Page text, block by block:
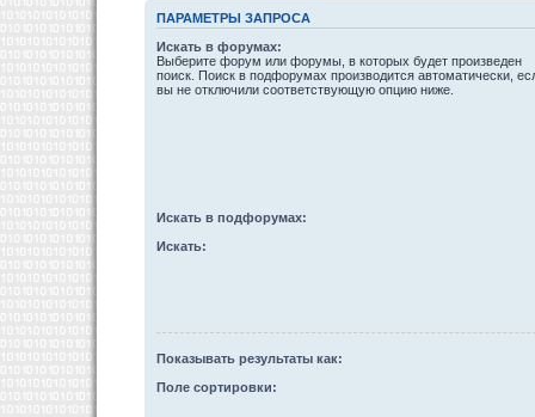
ПАРАМЕТРЫ ЗАПРОСА
Искать в форумах:
Выберите форум или форумы, в которых будет произведен
поиск. Поиск в подфорумах производится автоматически,
вы не отключили соответствующую опцию ниже.
Искать в подфорумах:
Искать:
Показывать результаты как:
Поле сортировки: